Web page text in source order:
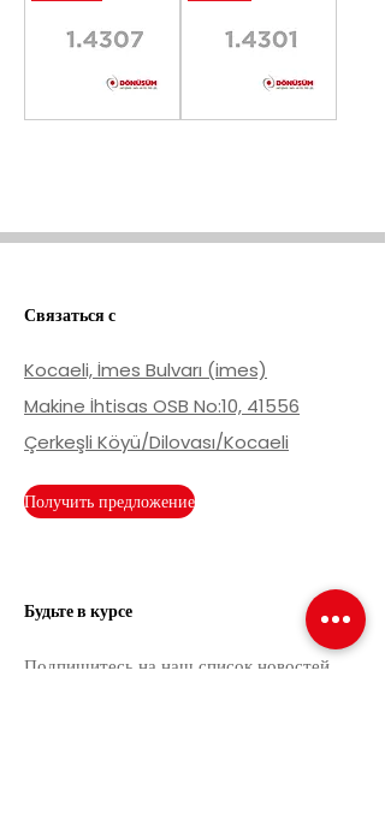
1.4307 1.4301
Связаться с
Kocaeli, İmes Bulvarı (imes)
Makine İhtisas OSB No:10, 41556
Çerkeşli Köyü/Dilovası/Kocaeli
Получить предложение
Будьте в курсе
Подпишитесь на наш список новостей,